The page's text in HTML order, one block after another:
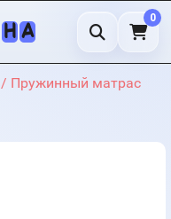
Н А
0
/ Пружинный матрас